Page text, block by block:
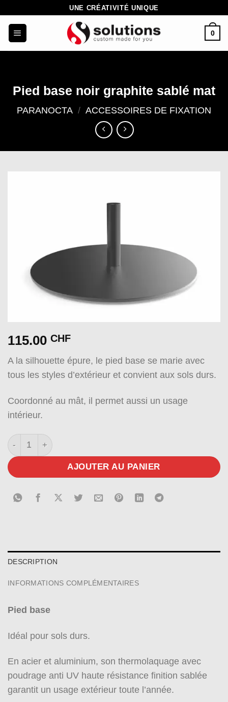
contenu
UNE CRÉATIVITÉ UNIQUE
0
Pied base noir graphite sablé mat
PARANOCTA / ACCESSOIRES DE FIXATION
115.00 CHF
A la silhouette épure, le pied base se marie avec
tous les styles d’extérieur et convient aux sols durs.
Coordonné au mât, il permet aussi un usage
intérieur.
quantité de Pied base noir graphite sablé mat
AJOUTER AU PANIER
DESCRIPTION
INFORMATIONS COMPLÉMENTAIRES
Pied base
Idéal pour sols durs.
En acier et aluminium, son thermolaquage avec
poudrage anti UV haute résistance finition sablée
garantit un usage extérieur toute l’année.